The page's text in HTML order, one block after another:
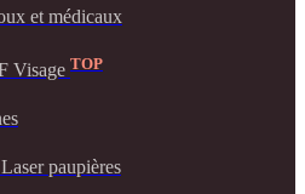
et médicaux
Visage TOP
paupières